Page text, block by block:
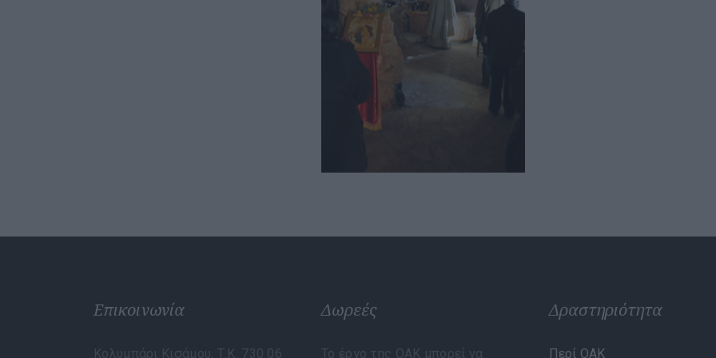
Επικοινωνία
Κολυμπάρι Κισάμου, Τ.Κ. 730 06
Δωρεές
Το έργο της ΟΑΚ μπορεί να
Δραστηριότητα
Περί ΟΑΚ